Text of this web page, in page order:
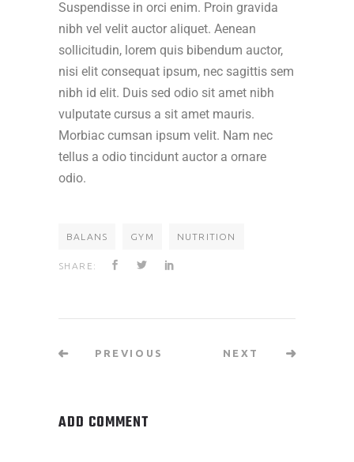
Suspendisse in orci enim. Proin gravida
nibh vel velit auctor aliquet. Aenean
sollicitudin, lorem quis bibendum auctor,
nisi elit consequat ipsum, nec sagittis sem
nibh id elit. Duis sed odio sit amet nibh
vulputate cursus a sit amet mauris.
Morbiac cumsan ipsum velit. Nam nec
tellus a odio tincidunt auctor a ornare
odio.
BALANS GYM NUTRITION
SHARE:
PREVIOUS NEXT
ADD COMMENT